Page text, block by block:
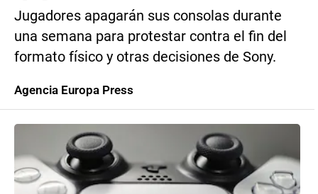
Jugadores apagarán sus consolas durante
una semana para protestar contra el fin del
formato físico y otras decisiones de Sony.
Agencia Europa Press